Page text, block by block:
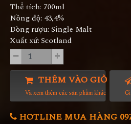
Thể tích: 700ml
Nồng độ: 43,4%
Dòng rượu: Single Malt
Xuất xứ: Scotland
THÊM VÀO GIỎ
Và xem thêm các sản phẩm khác
HOTLINE MUA HÀNG